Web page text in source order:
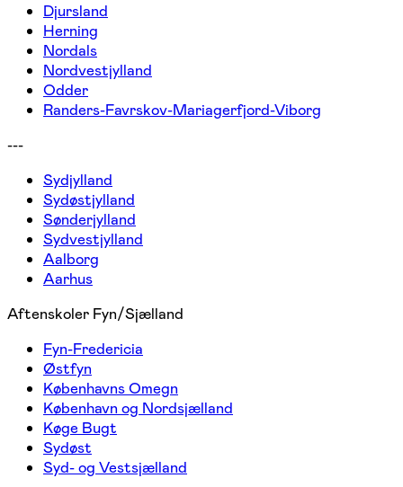
Djursland
Herning
Nordals
Nordvestjylland
Odder
Randers-Favrskov-Mariagerfjord-Viborg
---
Sydjylland
Sydøstjylland
Sønderjylland
Sydvestjylland
Aalborg
Aarhus
Aftenskoler Fyn/Sjælland
Fyn-Fredericia
Østfyn
Københavns Omegn
København og Nordsjælland
Køge Bugt
Sydøst
Syd- og Vestsjælland